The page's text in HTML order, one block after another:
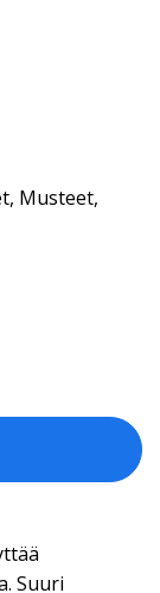
, Musteet,
Suuri